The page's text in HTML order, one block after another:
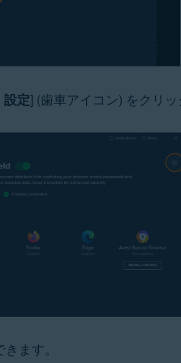
設定] (歯車アイコン) をクリッ
ます。